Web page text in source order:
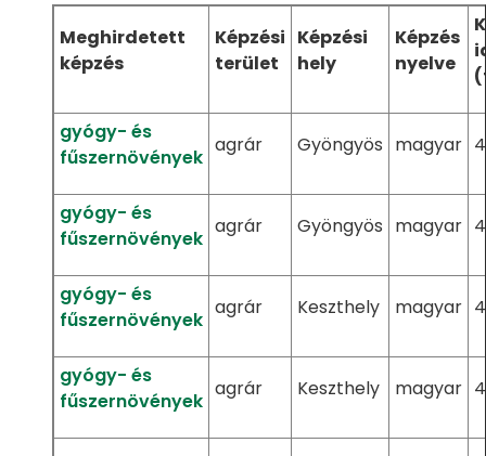
Meghirdetett
képzés
Képzési
terület
Képzési
hely
Képzés
nyelve
gyógy- és
fűszernövények
agrár Gyöngyös magyar 4
gyógy- és
fűszernövények
agrár Gyöngyös magyar 4
gyógy- és
fűszernövények
agrár Keszthely magyar 4
gyógy- és
fűszernövények
agrár Keszthely magyar 4